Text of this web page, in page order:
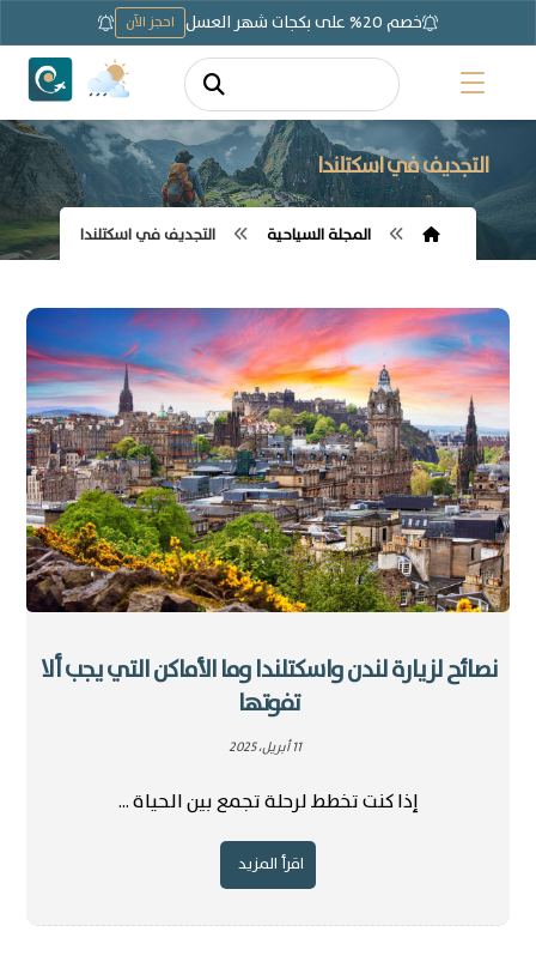
خصم 20% على بكجات شهر العسل احجز الآن
التجديف في اسكتلندا
المجلة السياحية التجديف في اسكتلندا
نصائح لزيارة لندن واسكتلندا وما الأماكن التي يجب ألا
تفوتها
11 أبريل، 2025
إذا كنت تخطط لرحلة تجمع بين الحياة ...
اقرأ المزيد